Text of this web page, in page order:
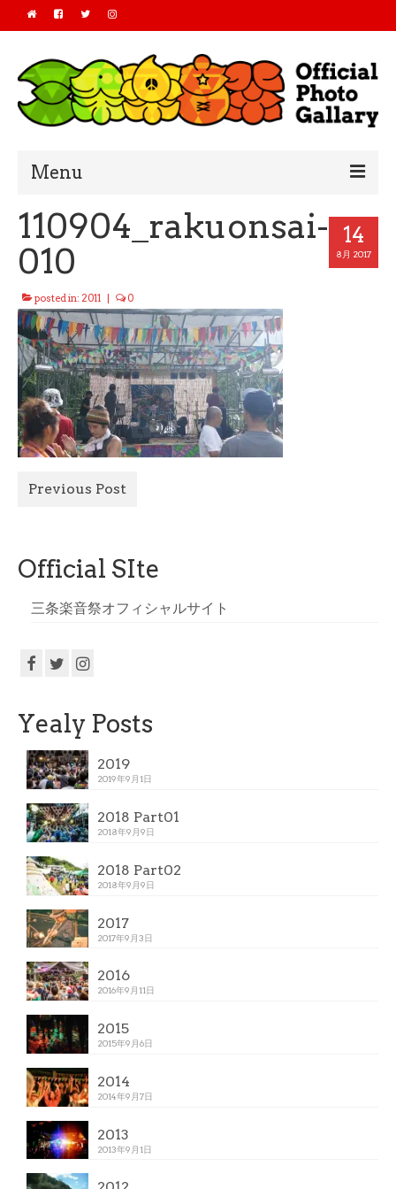
Menu
Home
2019
2018
2017
2016
All Photo
Official Site
14
8月 2017
110904_rakuonsai-
010
posted in: 2011 0
Previous Post
Official SIte
三条楽音祭オフィシャルサイト
Yealy Posts
2019
2019年9月1日
2018 Part01
2018年9月9日
2018 Part02
2018年9月9日
2017
2017年9月3日
2016
2016年9月11日
2015
2015年9月6日
2014
2014年9月7日
2013
2013年9月1日